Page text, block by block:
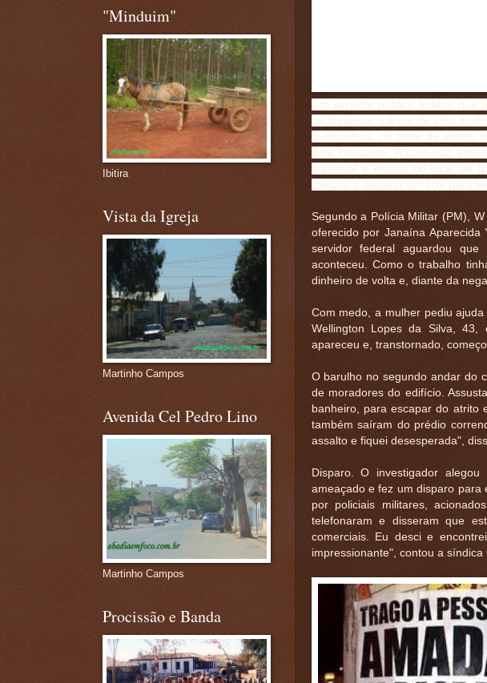
Um servidor público federal que
reconquistar o amor de uma
quebradeira, na tarde de ontem,
Belo Horizonte. A confusão
espiritual e estava no local de
chegou a disparar um tiro, para
Segundo a Polícia Militar (PM),
oferecido por Janaína
servidor federal aguardou
aconteceu. Como o trabalho
dinheiro de volta e, diante da
Com medo, a mulher pediu
Wellington Lopes da Silva, 43,
apareceu e, transtornado,
O barulho no segundo andar do
de moradores do edifício.
banheiro, para escapar do atrito
também saíram do prédio
assalto e fiquei desesperada",
Disparo. O investigador
ameaçado e fez um disparo para
por policiais militares,
telefonaram e disseram que
comerciais. Eu desci e
impressionante", contou a síndica
"Minduim"
Ibitira
Vista da Igreja
Martinho Campos
Avenida Cel Pedro Lino
Martinho Campos
Procissão e Banda